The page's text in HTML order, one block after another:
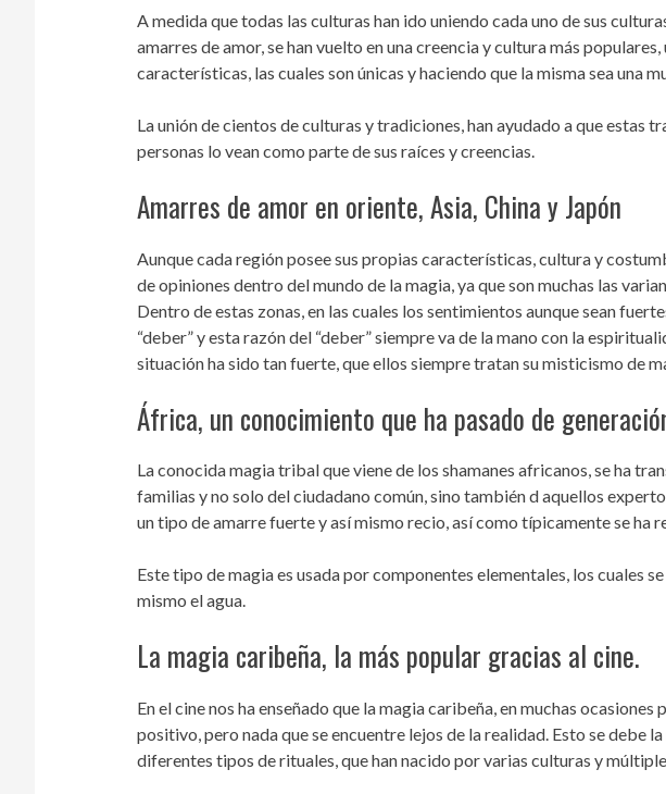
A medida que todas las culturas han ido uniendo cada uno de sus
amarres de amor, se han vuelto en una creencia y cultura más populares,
características, las cuales son únicas y haciendo que la misma sea una
La unión de cientos de culturas y tradiciones, han ayudado a que estas
personas lo vean como parte de sus raíces y creencias.
Amarres de amor en oriente, Asia, China y Japón
Aunque cada región posee sus propias características, cultura y
de opiniones dentro del mundo de la magia, ya que son muchas las
Dentro de estas zonas, en las cuales los sentimientos aunque sean
“deber” y esta razón del “deber” siempre va de la mano con la
situación ha sido tan fuerte, que ellos siempre tratan su misticismo de
África, un conocimiento que ha pasado de
La conocida magia tribal que viene de los shamanes africanos, se ha
familias y no solo del ciudadano común, sino también d aquellos
un tipo de amarre fuerte y así mismo recio, así como típicamente se ha
Este tipo de magia es usada por componentes elementales, los cuales
mismo el agua.
La magia caribeña, la más popular gracias al cine.
En el cine nos ha enseñado que la magia caribeña, en muchas
positivo, pero nada que se encuentre lejos de la realidad. Esto se debe
diferentes tipos de rituales, que han nacido por varias culturas y